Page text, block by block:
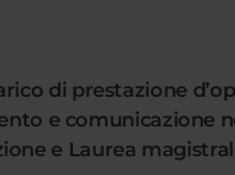
di prestazione
e
e Laurea